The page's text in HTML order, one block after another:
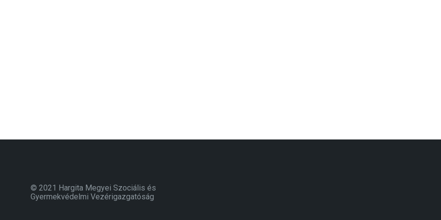
© 2021 Hargita Megyei Szociális és
Gyermekvédelmi Vezérigazgatóság